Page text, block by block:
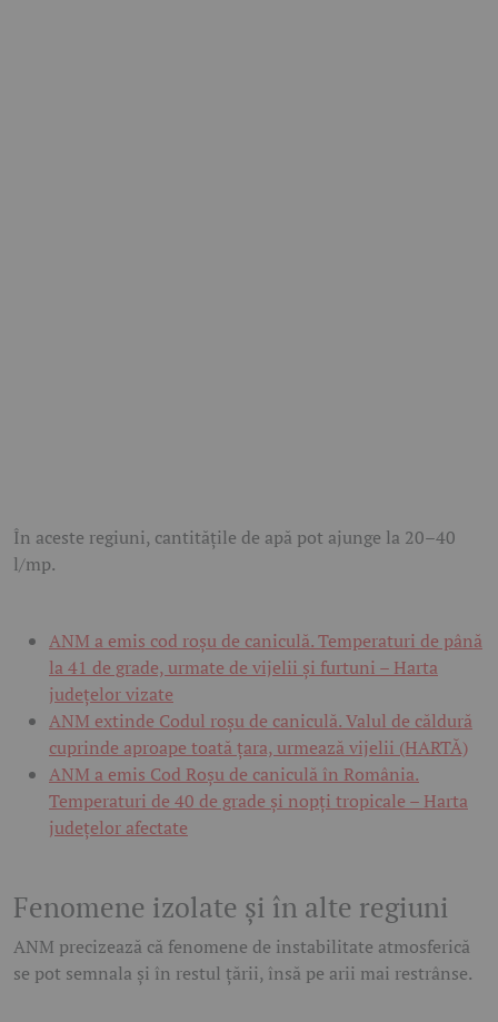
În aceste regiuni, cantitățile de apă pot ajunge la 20–40
l/mp.
ANM a emis cod roșu de caniculă. Temperaturi de până
la 41 de grade, urmate de vijelii și furtuni – Harta
județelor vizate
ANM extinde Codul roșu de caniculă. Valul de căldură
cuprinde aproape toată țara, urmează vijelii (HARTĂ)
ANM a emis Cod Roșu de caniculă în România.
Temperaturi de 40 de grade și nopți tropicale – Harta
județelor afectate
Fenomene izolate și în alte regiuni
ANM precizează că fenomene de instabilitate atmosferică
se pot semnala și în restul țării, însă pe arii mai restrânse.